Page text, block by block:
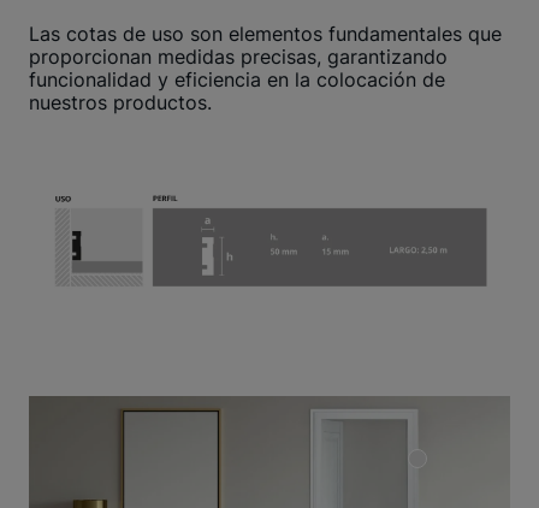
Las cotas de uso son elementos fundamentales que
proporcionan medidas precisas, garantizando
funcionalidad y eficiencia en la colocación de
nuestros productos.